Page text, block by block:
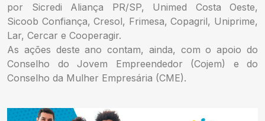
por Sicredi Aliança PR/SP, Unimed Costa Oeste,
Sicoob Confiança, Cresol, Frimesa, Copagril, Uniprime,
Lar, Cercar e Cooperagir.
As ações deste ano contam, ainda, com o apoio do
Conselho do Jovem Empreendedor (Cojem) e do
Conselho da Mulher Empresária (CME).